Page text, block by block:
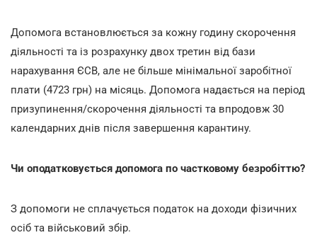
Допомога встановлюється за кожну годину скорочення
діяльності та із розрахунку двох третин від бази
нарахування ЄСВ, але не більше мінімальної заробітної
плати (4723 грн) на місяць. Допомога надається на період
призупинення/скорочення діяльності та впродовж 30
календарних днів після завершення карантину.
Чи оподатковується допомога по частковому безробіттю?
З допомоги не сплачується податок на доходи фізичних
осіб та військовий збір.